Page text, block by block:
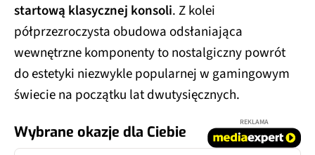
startową klasycznej konsoli. Z kolei
półprzezroczysta obudowa odsłaniająca
wewnętrzne komponenty to nostalgiczny powrót
do estetyki niezwykle popularnej w gamingowym
świecie na początku lat dwutysięcznych.
Wybrane okazje dla Ciebie
REKLAMA